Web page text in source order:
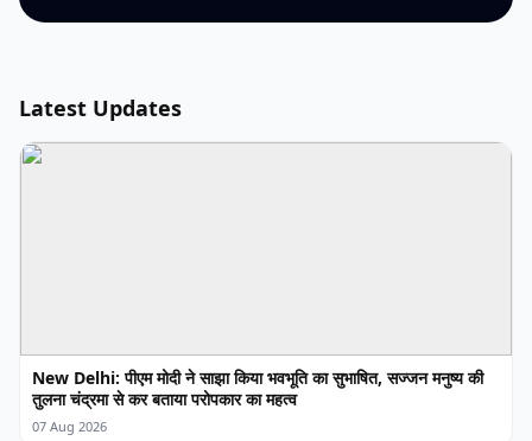
Latest Updates
New Delhi: पीएम मोदी ने साझा किया भवभूति का सुभाषित, सज्जन मनुष्य की
तुलना चंद्रमा से कर बताया परोपकार का महत्व
07 Aug 2026